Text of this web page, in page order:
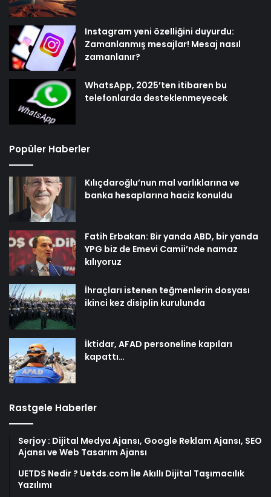
Instagram yeni özelliğini duyurdu:
Zamanlanmış mesajlar! Mesaj nasıl
zamanlanır?
WhatsApp, 2025’ten itibaren bu
telefonlarda desteklenmeyecek
Popüler Haberler
Kılıçdaroğlu’nun mal varlıklarına ve
banka hesaplarına haciz konuldu
Fatih Erbakan: Bir yanda ABD, bir yanda
YPG biz de Emevi Camii’nde namaz
kılıyoruz
İhraçları istenen teğmenlerin dosyası
ikinci kez disiplin kurulunda
İktidar, AFAD personeline kapıları
kapattı…
Rastgele Haberler
Serjoy : Dijital Medya Ajansı, Google Reklam Ajansı, SEO
Ajansı ve Web Tasarım Ajansı
UETDS Nedir ? Uetds.com İle Akıllı Dijital Taşımacılık
Yazılımı